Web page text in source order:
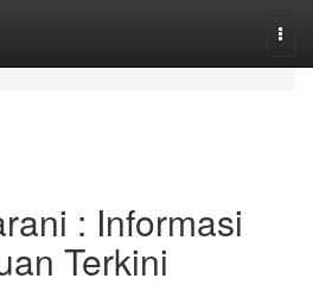
: Informasi
Terkini